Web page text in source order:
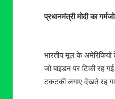
प्रधानमंत्री मोदी का
भारतीय मूल के अमेरिकियों
जो बाइडन पर टिकी रह
टकटकी लगाए देखते रह